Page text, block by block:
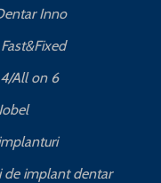
Inno
All on 6
de implant dentar